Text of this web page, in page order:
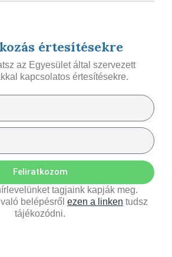
értesítésekre
az Egyesület által szervezett
kapcsolatos értesítésekre.
Feliratkozom
tagjaink kapják meg.
belépésről ezen a linken tudsz
tájékozódni.